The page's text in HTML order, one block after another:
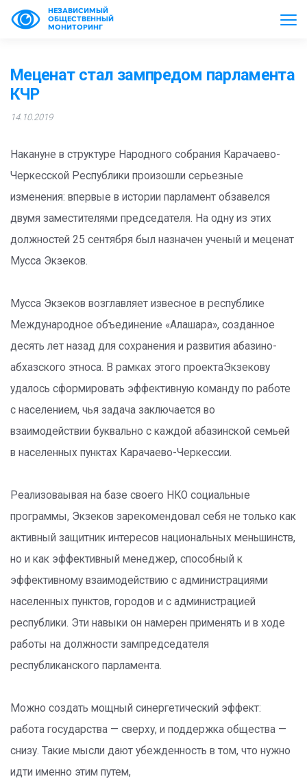
НЕЗАВИСИМЫЙ
ОБЩЕСТВЕННЫЙ
МОНИТОРИНГ
Меценат стал зампредом парламента
КЧР
14.10.2019
Накануне в структуре Народного собрания Карачаево-
Черкесской Республики произошли серьезные
изменения: впервые в истории парламент обзавелся
двумя заместителями председателя. На одну из этих
должностей 25 сентября был назначен ученый и меценат
Мусса Экзеков.
Мусса Экзеков возглавляет извесное в республике
Международное объединение «Алашара», созданное
десять лет назад для сохранения и развития абазино-
абхазского этноса. В рамках этого проектаЭкзекову
удалось сформировать эффективную команду по работе
с населением, чья задача заключается во
взаимодействии буквально с каждой абазинской семьей
в населенных пунктах Карачаево-Черкессии.
Реализоваывая на базе своего НКО социальные
программы, Экзеков зарекомендовал себя не только как
активный защитник интересов национальных меньшинств,
но и как эффективный менеджер, способный к
эффективному взаимодействию с администрациями
населенных пунктов, городов и с администрацией
республики. Эти навыки он намерен применять и в ходе
работы на должности зампредседателя
республиканского парламента.
Можно создать мощный синергетический эффект:
работа государства — сверху, и поддержка общества —
снизу. Такие мысли дают убежденность в том, что нужно
идти именно этим путем,